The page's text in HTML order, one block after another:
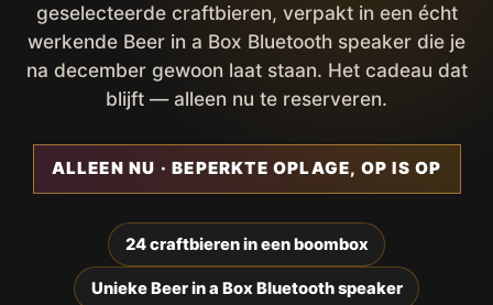
geselecteerde craftbieren, verpakt in een écht
werkende Beer in a Box Bluetooth speaker die je
na december gewoon laat staan. Het cadeau dat
blijft — alleen nu te reserveren.
ALLEEN NU · BEPERKTE OPLAGE, OP IS OP
24 craftbieren in een boombox
Unieke Beer in a Box Bluetooth speaker